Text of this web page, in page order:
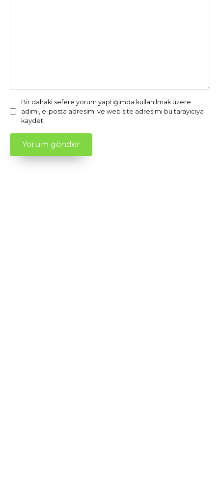
Bir dahaki sefere yorum yaptığımda kullanılmak üzere
adımı, e-posta adresimi ve web site adresimi bu tarayıcıya
kaydet.